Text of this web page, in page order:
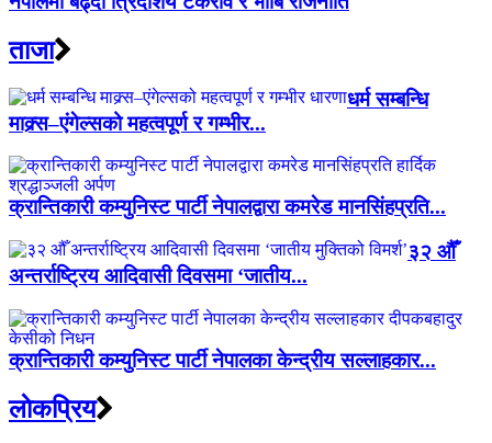
ताजा
धर्म सम्बन्धि
माक्र्स–एंगेल्सको महत्वपूर्ण र गम्भीर...
क्रान्तिकारी कम्युनिस्ट पार्टी नेपालद्वारा कमरेड मानसिंहप्रति...
३२ औँ
अन्तर्राष्ट्रिय आदिवासी दिवसमा ‘जातीय...
क्रान्तिकारी कम्युनिस्ट पार्टी नेपालका केन्द्रीय सल्लाहकार...
लाेकप्रिय